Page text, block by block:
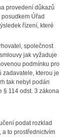
provedení důkazů
Úřad
řízení, které
společnost
jak vyžaduje
podmínku pro
kterou je
tak nebyl podán
§ 114 odst. 3 zákona
podat rozklad
a to prostřednictvím